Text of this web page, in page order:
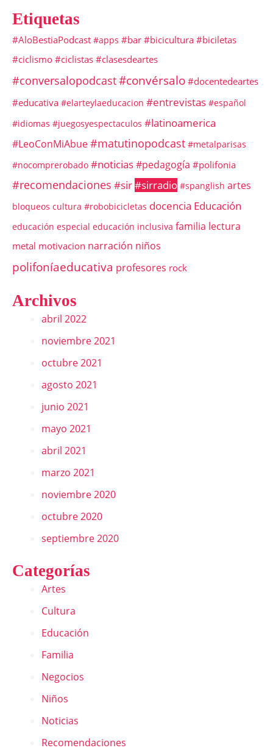
Etiquetas
#AloBestiaPodcast #apps #bar #bicicultura #biciletas
#ciclismo #ciclistas #clasesdeartes
#conversalopodcast#convérsalo #docentedeartes
#educativa #elarteylaeducacion #entrevistas #español
#idiomas #juegosyespectaculos #latinoamerica
#LeoConMiAbue#matutinopodcast #metalparisas
#nocomprerobado #noticias#pedagogía #polifonia
#recomendaciones #sir#sirradio #spanglish artes
bloqueos cultura #robobicicletas docencia Educación
educación especial educación inclusiva familia lectura
metal motivacion narración niños
polifoníaeducativa profesores rock
Archivos
abril 2022
noviembre 2021
octubre 2021
agosto 2021
junio 2021
mayo 2021
abril 2021
marzo 2021
noviembre 2020
octubre 2020
septiembre 2020
Categorías
Artes
Cultura
Educación
Familia
Negocios
Niños
Noticias
Recomendaciones